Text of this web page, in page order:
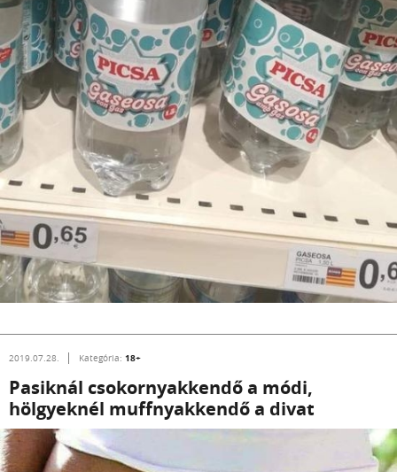
2019.07.28. Kategória: 18+
Pasiknál csokornyakkendő a módi,
hölgyeknél muffnyakkendő a divat